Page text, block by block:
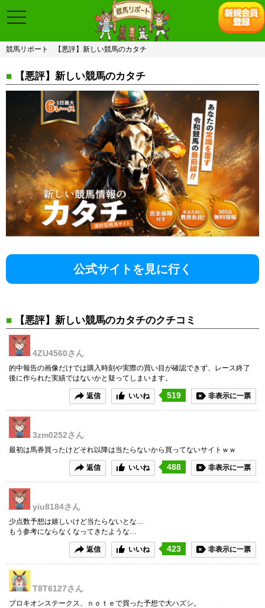
toggle
navigation
競馬リポート 【悪評】新しい競馬のカタチ
■ 【悪評】新しい競馬のカタチ
公式サイトを見に行く
■ 【悪評】新しい競馬のカタチのクチコミ
4ZU4560さん
的中報告の画像だけでは購入時刻や実際の買い目が確認できず、レース終了
後に作られた実績ではないかと疑ってしまいます。
返信 いいね 519 非表示に一票
3zm0252さん
最初は馬券買ったけどそれ以降は当たらないから買ってないサイトｗｗ
返信 いいね 488 非表示に一票
yiu8184さん
少点数予想は嬉しいけど当たらないとな…
もう参考にならなくなってきたような…
返信 いいね 423 非表示に一票
T8T6127さん
プロキオンステークス、ｎｏｔｅで買った予想で大ハズシ。